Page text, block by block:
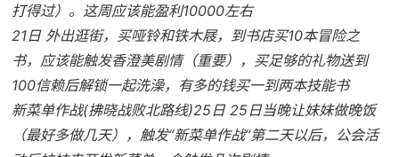
打得过）。这周应该能盈利10000左右
21日 外出逛街，买哑铃和铁木屐，到书店买10本冒险之
书，应该能触发香澄美剧情（重要），买足够的礼物送到
100信赖后解锁一起洗澡，有多的钱买一到两本技能书
新菜单作战(拂晓战败北路线)25日 25日当晚让妹妹做晚饭
（最好多做几天），触发“新菜单作战”第二天以后，公会活